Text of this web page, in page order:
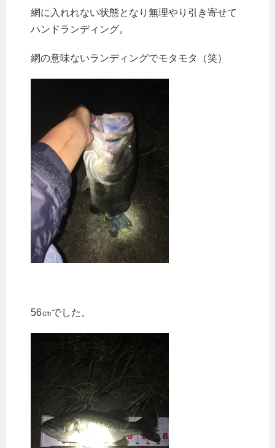
網に入れれない状態となり無理やり引き寄せて
ハンドランディング。
網の意味ないランディングでモタモタ（笑）
56㎝でした。